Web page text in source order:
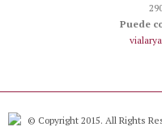
Puede
© Copyright 2015. All Rights